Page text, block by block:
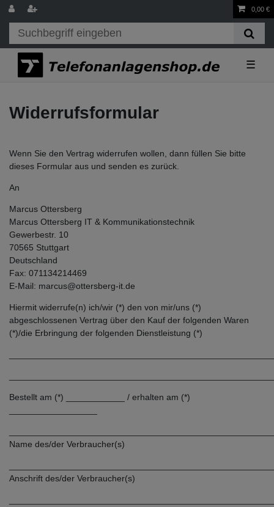
0,00 €
☰
Widerrufs­formular
Wenn Sie den Vertrag widerrufen wollen, dann füllen Sie bitte
dieses Formular aus und senden es zurück.
An
Marcus Ottersberg
Marcus Ottersberg IT & Kommunikationstechnik
Gewerbestr. 10
70565 Stuttgart
Deutschland
Fax: 071134214469
E-Mail: marcus@ottersberg-it.de
Hiermit widerrufe(n) ich/wir (*) den von mir/uns (*)
abgeschlossenen Vertrag über den Kauf der folgenden Waren
(*)/die Erbringung der folgenden Dienstleistung (*)
Bestellt am (*) ____________ / erhalten am (*)
Name des/der Verbraucher(s)
Anschrift des/der Verbraucher(s)